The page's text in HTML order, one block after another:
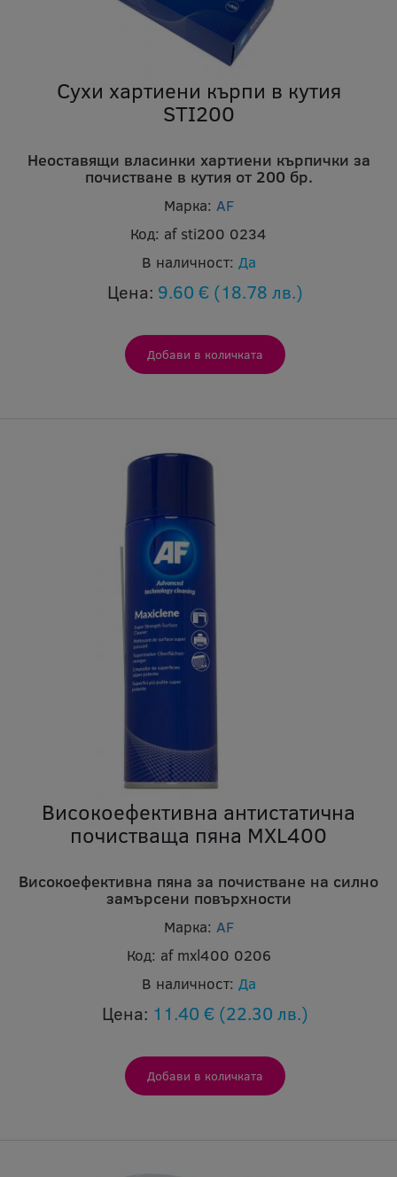
Сухи хартиени кърпи в кутия
STI200
Неоставящи власинки хартиени кърпички за
почистване в кутия от 200 бр.
Марка: AF
Код: af sti200 0234
В наличност: Да
Цена: 9.60 € (18.78 лв.)
Високоефективна антистатична
почистваща пяна MXL400
Високоефективна пяна за почистване на силно
замърсени повърхности
Марка: AF
Код: af mxl400 0206
В наличност: Да
Цена: 11.40 € (22.30 лв.)